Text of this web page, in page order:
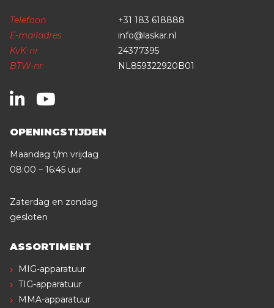
Telefoon
+31 183 618888
E-mailadres
info@laskar.nl
KvK-nr
24377395
BTW-nr
NL859322920B01
OPENINGSTIJDEN
Maandag t/m vrijdag
08:00 – 16:45 uur
Zaterdag en zondag
gesloten
ASSORTIMENT
MIG-apparatuur
TIG-apparatuur
MMA-apparatuur